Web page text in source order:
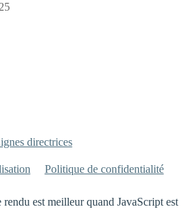
directrices
Politique de confidentialité
rendu est meilleur quand JavaScript est